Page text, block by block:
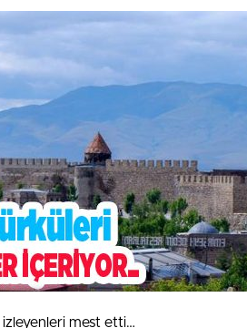
izleyenleri mest etti…
izleyenleri mest etti…